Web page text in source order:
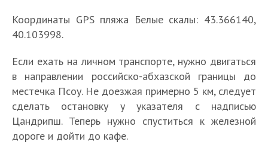
Координаты GPS пляжа Белые скалы: 43.366140,
40.103998.
Если ехать на личном транспорте, нужно двигаться
в направлении российско-абхазской границы до
местечка Псоу. Не доезжая примерно 5 км, следует
сделать остановку у указателя с надписью
Цандрипш. Теперь нужно спуститься к железной
дороге и дойти до кафе.